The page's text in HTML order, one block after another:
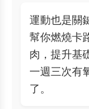
運動也是關
幫你燃燒卡
肉，提升基
一週三次有
了。